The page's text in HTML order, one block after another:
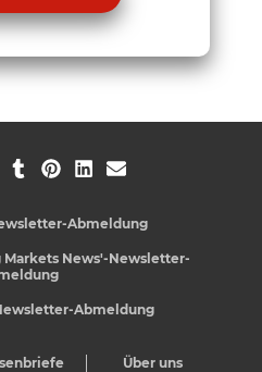
Abmeldung
News'-Newsletter-
Abmeldung
Über uns